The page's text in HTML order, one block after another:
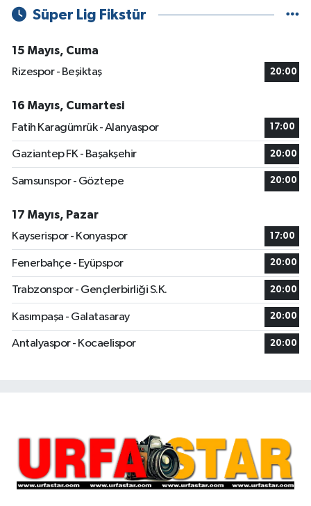
Süper Lig Fikstür
15 Mayıs, Cuma
Rizespor - Beşiktaş
20:00
16 Mayıs, Cumartesi
Fatih Karagümrük - Alanyaspor
17:00
Gaziantep FK - Başakşehir 20:00
Samsunspor - Göztepe 20:00
17 Mayıs, Pazar
Kayserispor - Konyaspor
17:00
Fenerbahçe - Eyüpspor 20:00
Trabzonspor - Gençlerbirliği S.K. 20:00
Kasımpaşa - Galatasaray 20:00
Antalyaspor - Kocaelispor 20:00